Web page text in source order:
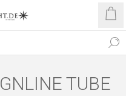
TUBE